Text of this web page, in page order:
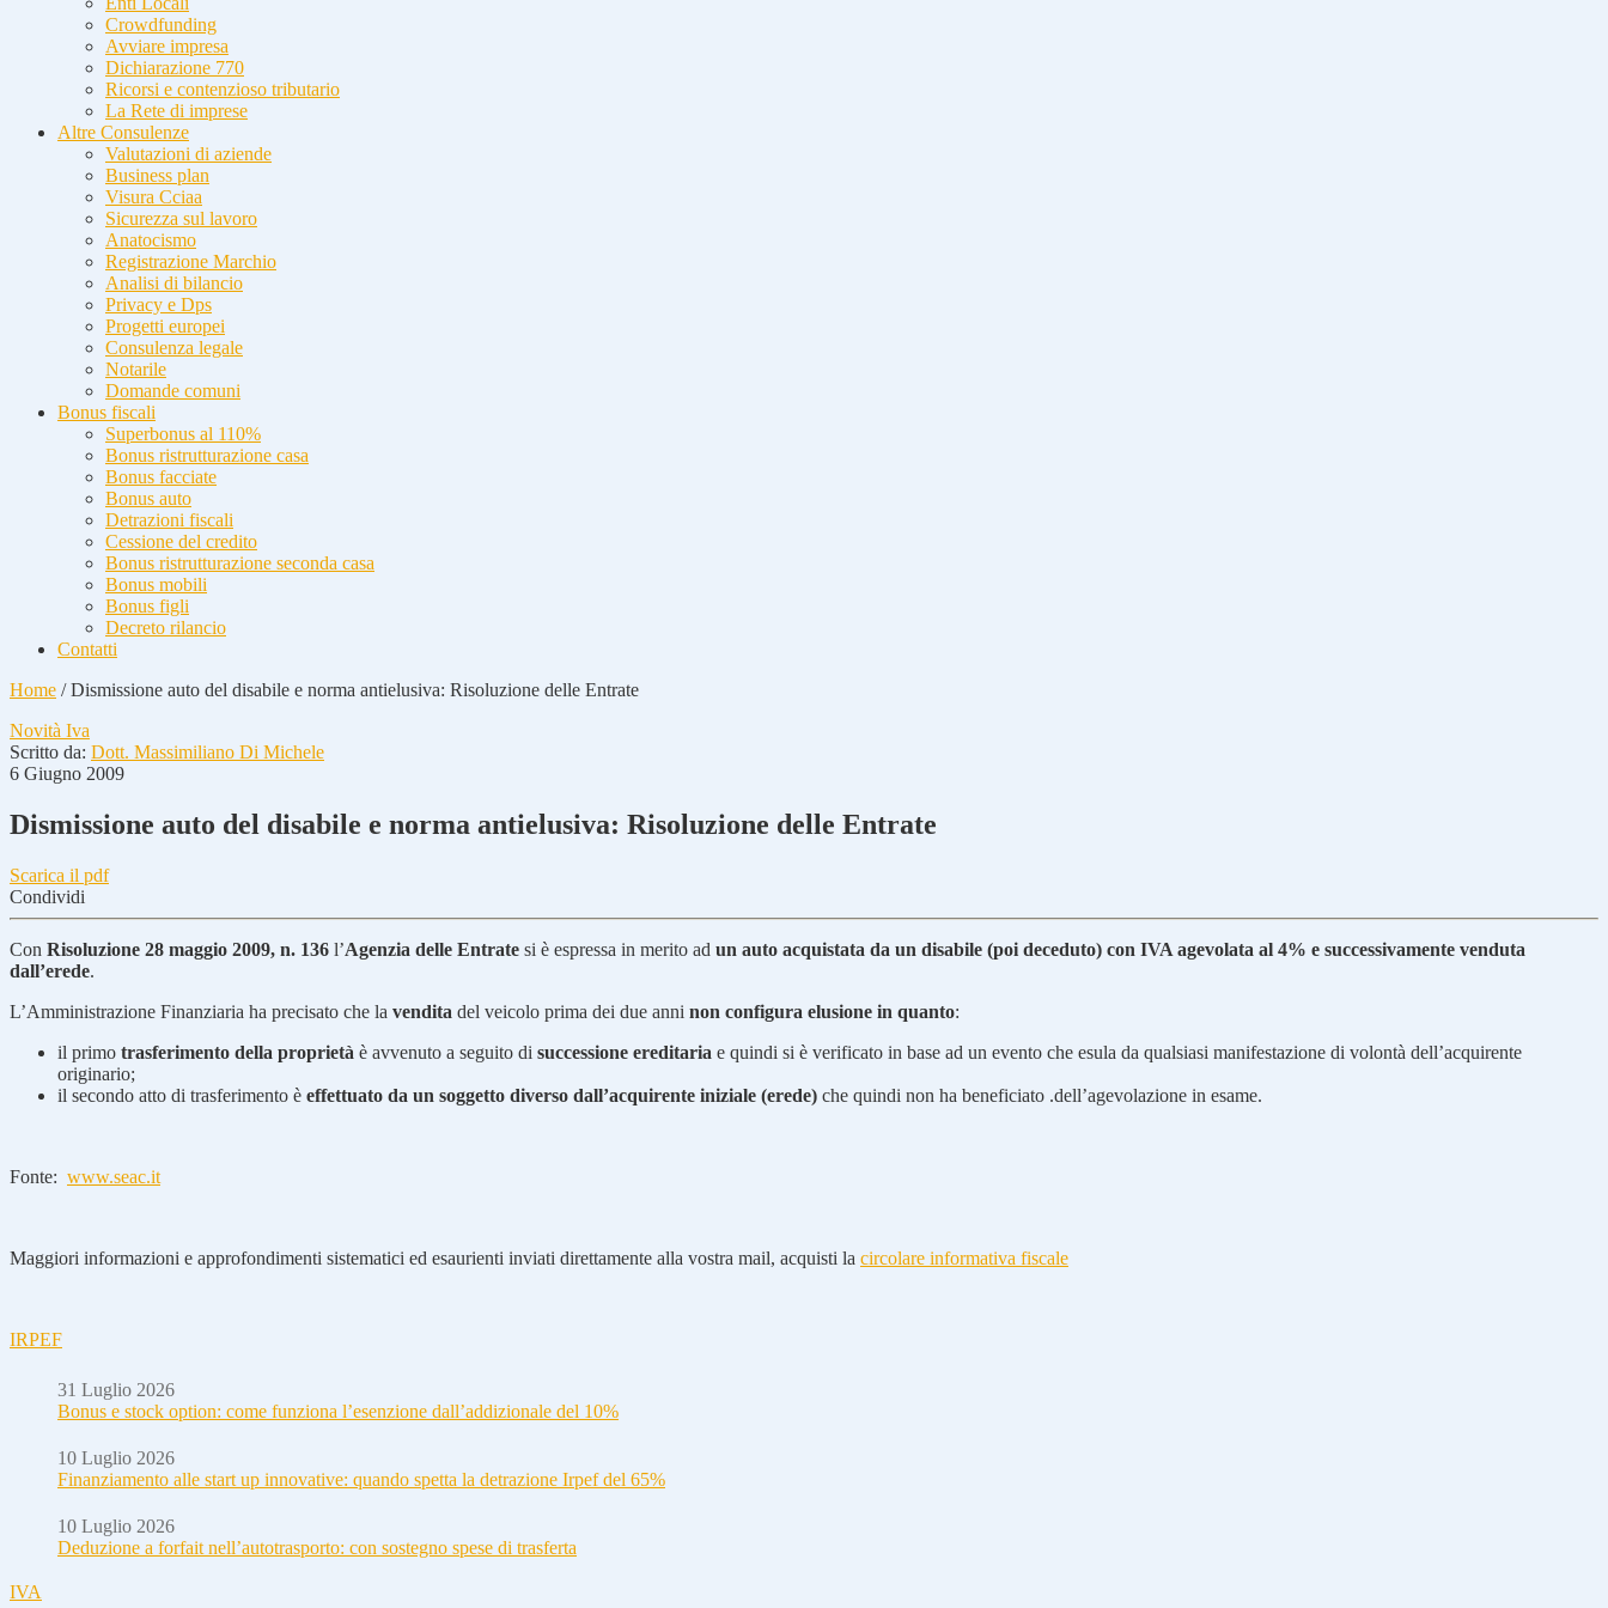
Crowdfunding
Avviare impresa
Dichiarazione 770
Ricorsi e contenzioso tributario
La Rete di imprese
Altre Consulenze
Valutazioni di aziende
Business plan
Visura Cciaa
Sicurezza sul lavoro
Anatocismo
Registrazione Marchio
Analisi di bilancio
Privacy e Dps
Progetti europei
Consulenza legale
Notarile
Domande comuni
Bonus fiscali
Superbonus al 110%
Bonus ristrutturazione casa
Bonus facciate
Bonus auto
Detrazioni fiscali
Cessione del credito
Bonus ristrutturazione seconda casa
Bonus mobili
Bonus figli
Decreto rilancio
Contatti
Home /Dismissione auto del disabile e norma antielusiva: Risoluzione delle Entrate
Novità Iva
Scritto da: Dott. Massimiliano Di Michele
6 Giugno 2009
Dismissione auto del disabile e norma antielusiva: Risoluzione delle Entrate
Scarica il pdf
Condividi
Con Risoluzione 28 maggio 2009, n. 136 l’Agenzia delle Entrate si è espressa in merito ad un auto acquistata da un disabile (poi deceduto) con IVA agevolata al 4% e successivamente venduta
dall’erede.
L’Amministrazione Finanziaria ha precisato che la vendita del veicolo prima dei due anni non configura elusione in quanto:
il primo trasferimento della proprietà è avvenuto a seguito di successione ereditaria e quindi si è verificato in base ad un evento che esula da qualsiasi manifestazione di volontà dell’acquirente
originario;
il secondo atto di trasferimento è effettuato da un soggetto diverso dall’acquirente iniziale (erede) che quindi non ha beneficiato .dell’agevolazione in esame.
Fonte: www.seac.it
Maggiori informazioni e approfondimenti sistematici ed esaurienti inviati direttamente alla vostra mail, acquisti la circolare informativa fiscale
IRPEF
31 Luglio 2026
Bonus e stock option: come funziona l’esenzione dall’addizionale del 10%
10 Luglio 2026
Finanziamento alle start up innovative: quando spetta la detrazione Irpef del 65%
10 Luglio 2026
Deduzione a forfait nell’autotrasporto: con sostegno spese di trasferta
IVA